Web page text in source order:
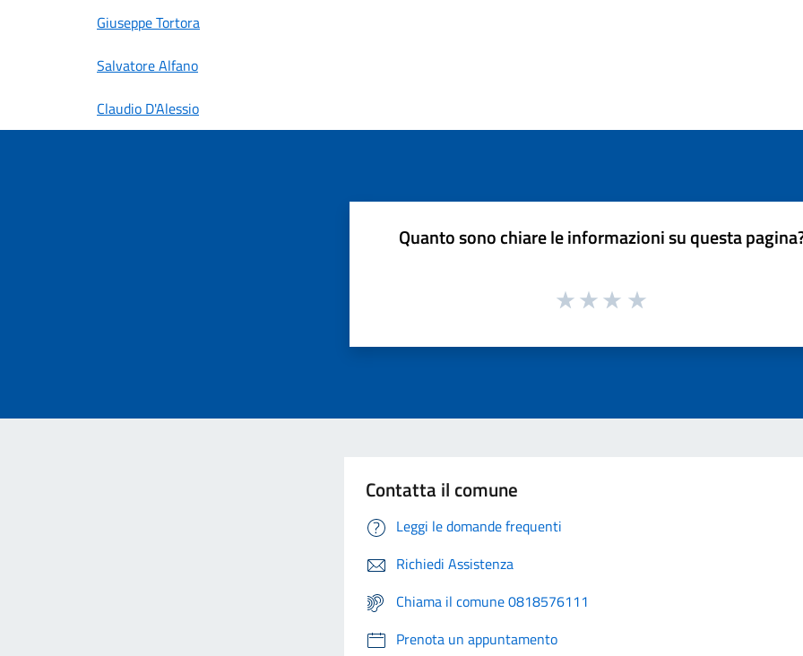
Giuseppe Tortora
Salvatore Alfano
Claudio D'Alessio
Quanto sono chiare le informazioni su questa
Contatta il comune
Leggi le domande frequenti
Richiedi Assistenza
Chiama il comune 0818576111
Prenota un appuntamento